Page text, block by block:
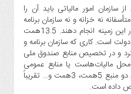
امور مالیاتی باید آن را
نه خزانه و نه سازمان برنامه
و بودجه نتوانستند همکاری لازم را در این زمینه انجام دهند. 13.5همت
است. کاری که سازمان برنامه و
کرد و در تخصیص‌ منابع صندوق ملی
مالیات‌هاست یا منابع عمومی
بودجه. این سازمان در مجموع از محل دو منبع 5همت، 3همت و… تقریباً